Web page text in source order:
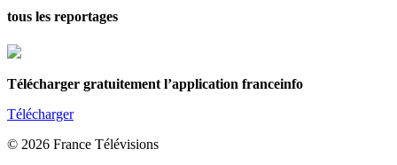
tous les reportages
Télécharger gratuitement l’application franceinfo
Télécharger
© 2026 France Télévisions